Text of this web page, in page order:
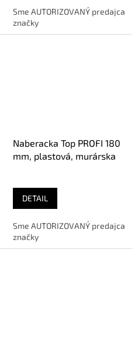
Sme AUTORIZOVANÝ predajca
značky
Naberacka Top PROFI 180
mm, plastová, murárska
DETAIL
Sme AUTORIZOVANÝ predajca
značky